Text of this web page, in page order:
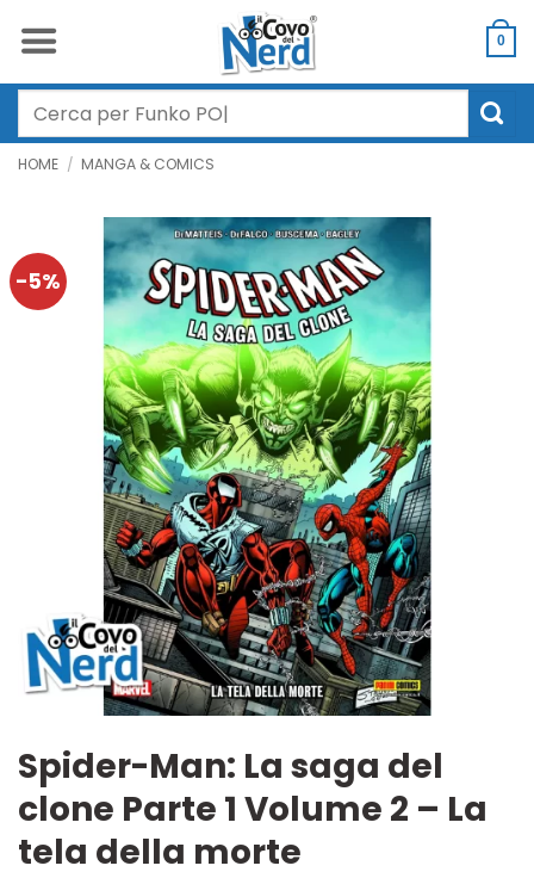
0
Cerca:
HOME / MANGA & COMICS
-5%
Spider-Man: La saga del
clone Parte 1 Volume 2 – La
tela della morte